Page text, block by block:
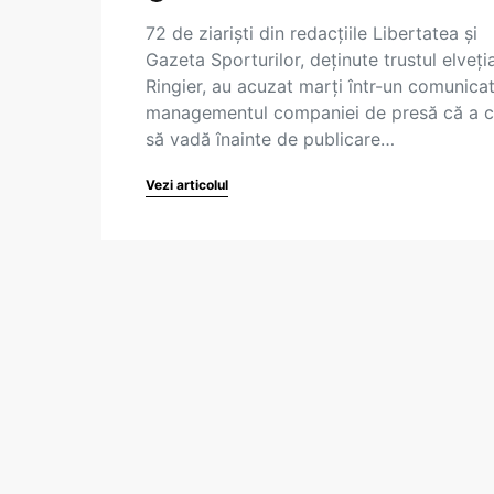
72 de ziariști din redacțiile Libertatea și
Gazeta Sporturilor, deținute trustul
Ringier, au acuzat marți într-un comunicat
managementul companiei de presă că a
să vadă înainte de publicare…
Vezi articolul